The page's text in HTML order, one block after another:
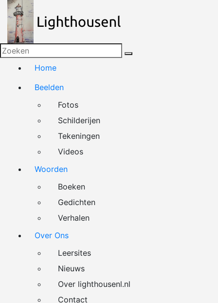
Naar
de
inhoud
springen
Home
Beelden
Fotos
Schilderijen
Tekeningen
Videos
Woorden
Boeken
Gedichten
Verhalen
Over Ons
Leersites
Nieuws
Over lighthousenl.nl
Contact